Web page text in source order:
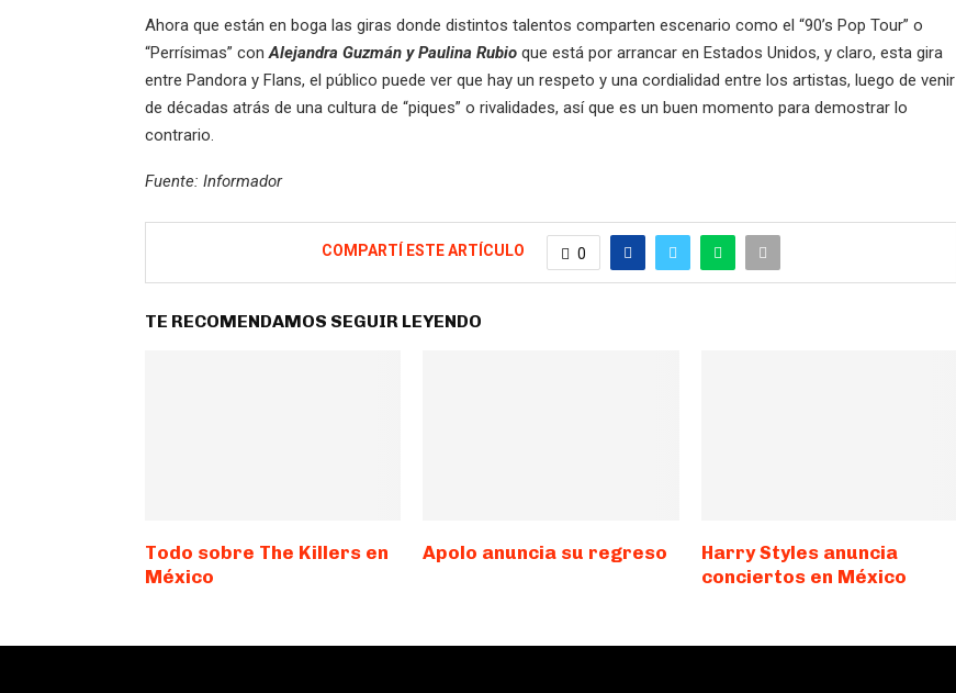
Ahora que están en boga las giras donde distintos talentos comparten escenario como el “90’s Pop Tour” o
“Perrísimas” con Alejandra Guzmán y Paulina Rubio que está por arrancar en Estados Unidos, y claro, esta gira
entre Pandora y Flans, el público puede ver que hay un respeto y una cordialidad entre los artistas, luego de venir
de décadas atrás de una cultura de “piques” o rivalidades, así que es un buen momento para demostrar lo
contrario.
Fuente: Informador
COMPARTÍ ESTE ARTÍCULO 0
TE RECOMENDAMOS SEGUIR LEYENDO
Todo sobre The Killers en
México
Apolo anuncia su regreso
Harry Styles anuncia
conciertos en México